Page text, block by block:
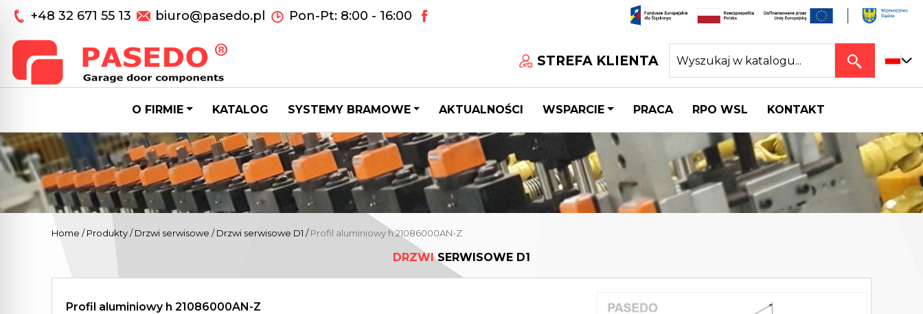
+48 32 671 55 13 biuro@pasedo.pl Pon-Pt: 8:00 - 16:00
STREFA KLIENTA
O FIRMIE KATALOG SYSTEMY BRAMOWE AKTUALNOŚCI WSPARCIE PRACA RPO WSL KONTAKT
Home /Produkty/Drzwi serwisowe /Drzwi serwisowe D1 /Profil aluminiowy h 21086000AN-Z
DRZWISERWISOWE D1
Profil aluminiowy h 21086000AN-Z